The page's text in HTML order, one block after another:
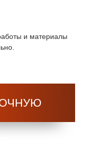
и материалы